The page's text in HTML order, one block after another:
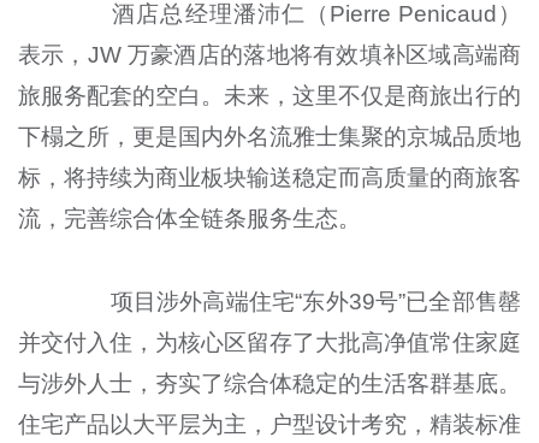
酒店总经理潘沛仁（Pierre Penicaud）
表示，JW 万豪酒店的落地将有效填补区域高端商
旅服务配套的空白。未来，这里不仅是商旅出行的
下榻之所，更是国内外名流雅士集聚的京城品质地
标，将持续为商业板块输送稳定而高质量的商旅客
流，完善综合体全链条服务生态。
项目涉外高端住宅“东外39号”已全部售罄
并交付入住，为核心区留存了大批高净值常住家庭
与涉外人士，夯实了综合体稳定的生活客群基底。
住宅产品以大平层为主，户型设计考究，精装标准